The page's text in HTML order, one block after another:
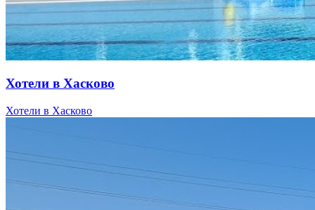
Хотели в Хасково
Хотели в Хасково